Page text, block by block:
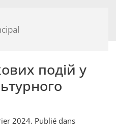
подій у
2024. Publié dans